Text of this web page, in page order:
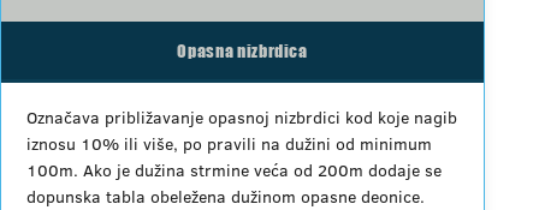
Opasna nizbrdica
Označava približavanje opasnoj nizbrdici kod koje nagib
iznosu 10% ili više, po pravili na dužini od minimum
100m. Ako je dužina strmine veća od 200m dodaje se
dopunska tabla obeležena dužinom opasne deonice.